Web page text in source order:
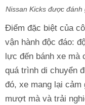
Nissan Kicks được
Điểm đặc biệt của
vận hành độc đáo:
lực đến bánh xe mà
quá trình di chuyển
đó, xe mang lại cảm
mượt mà và trải